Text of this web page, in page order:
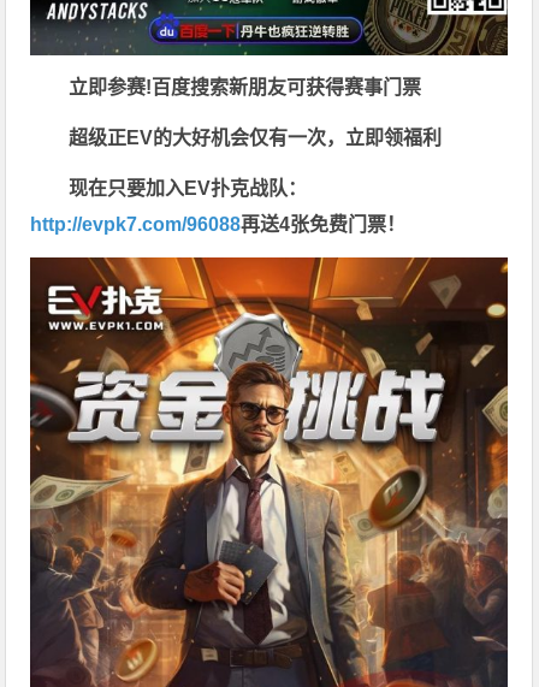
立即参赛!百度搜索新朋友可获得赛事门票
超级正EV的大好机会仅有一次，立即领福利
现在只要加入EV扑克战队：
http://evpk7.com/96088再送4张免费门票！